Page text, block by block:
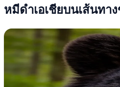
หมีดำเอเชียบนเส้นทา